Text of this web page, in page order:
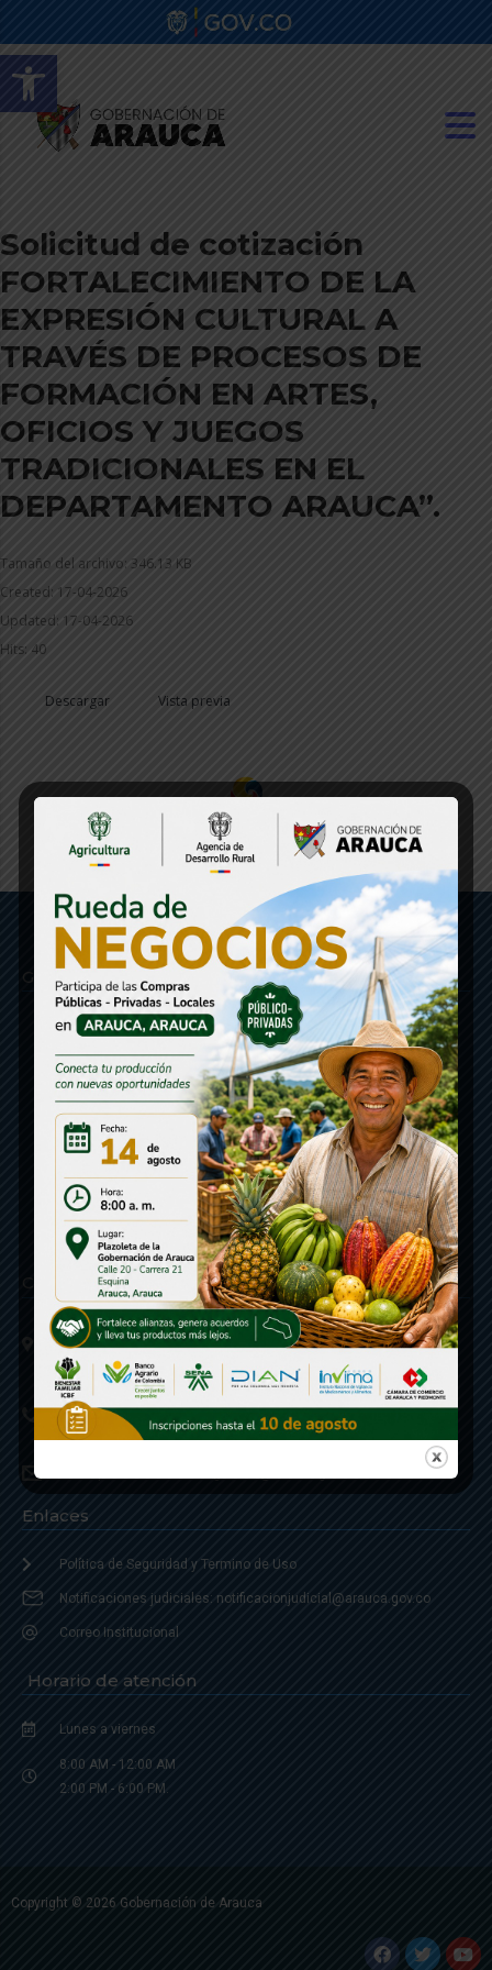
Abrir barra de herramientas
Solicitud de cotización
FORTALECIMIENTO DE LA
EXPRESIÓN CULTURAL A
TRAVÉS DE PROCESOS DE
FORMACIÓN EN ARTES,
OFICIOS Y JUEGOS
TRADICIONALES EN EL
DEPARTAMENTO ARAUCA”.
Tamaño del archivo: 346.13 KB
Created: 17-04-2026
Updated: 17-04-2026
Hits: 40
Descargar Vista previa
Gobernación de Arauca
Contáctenos
Calle 20 - Carrera 21 Esquina
Código postal 810001
Linea de Servicio a la Ciudadania: 57- 6078851946
Linea Anticorrupción: 607885 3374
Enlaces
Política de Seguridad y Termino de Uso
Notificaciones judiciales: notificacionjudicial@arauca.gov.co
Correo Institucional
Horario de atención
Lunes a viernes
8:00 AM - 12:00 AM
2:00 PM - 6:00 PM.
Copyright © 2026 Gobernación de Arauca